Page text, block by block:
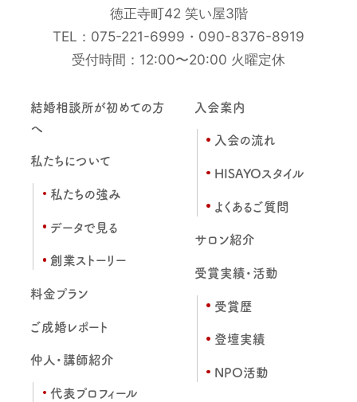
徳正寺町42 笑い屋3階
TEL： 075-221-6999 ・ 090-8376-8919
受付時間：12:00〜20:00 火曜定休
結婚相談所が初めての方
へ
私たちについて
私たちの強み
データで見る
創業ストーリー
料金プラン
ご成婚レポート
仲人・講師紹介
代表プロフィール
入会案内
入会の流れ
HISAYOスタイル
よくあるご質問
サロン紹介
受賞実績・活動
受賞歴
登壇実績
NPO活動